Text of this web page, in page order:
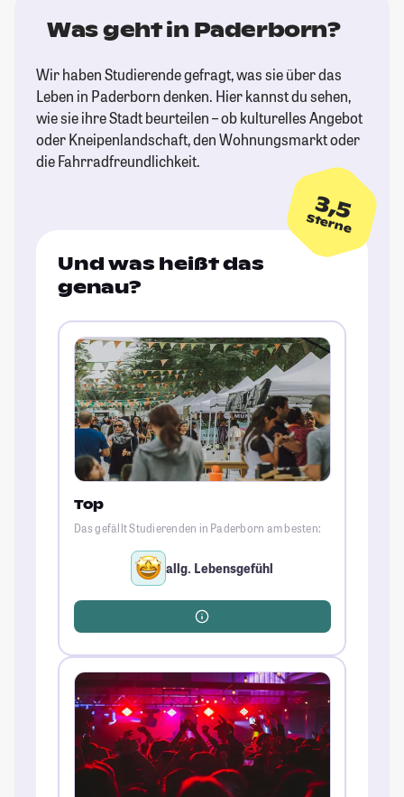
Was geht in Paderborn?
Wir haben Studierende gefragt, was sie über das
Leben in Paderborn denken. Hier kannst du sehen,
wie sie ihre Stadt beurteilen – ob kulturelles Angebot
oder Kneipenlandschaft, den Wohnungsmarkt oder
die Fahrradfreundlichkeit.
3,5
Sterne
Und was heißt das
genau?
Top
Das gefällt Studierenden in Paderborn am besten:
allg. Lebensgefühl